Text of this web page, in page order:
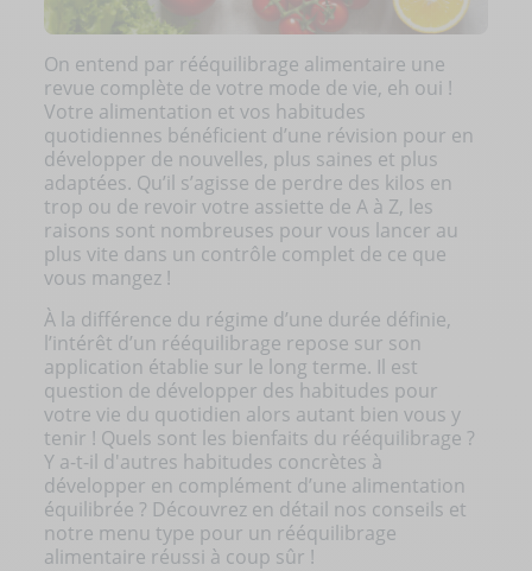
On entend par rééquilibrage alimentaire une
revue complète de votre mode de vie, eh oui !
Votre alimentation et vos habitudes
quotidiennes bénéficient d’une révision pour en
développer de nouvelles, plus saines et plus
adaptées. Qu’il s’agisse de perdre des kilos en
trop ou de revoir votre assiette de A à Z, les
raisons sont nombreuses pour vous lancer au
plus vite dans un contrôle complet de ce que
vous mangez !
À la différence du régime d’une durée définie,
l’intérêt d’un rééquilibrage repose sur son
application établie sur le long terme. Il est
question de développer des habitudes pour
votre vie du quotidien alors autant bien vous y
tenir ! Quels sont les bienfaits du rééquilibrage ?
Y a-t-il d'autres habitudes concrètes à
développer en complément d’une alimentation
équilibrée ? Découvrez en détail nos conseils et
notre menu type pour un rééquilibrage
alimentaire réussi à coup sûr !